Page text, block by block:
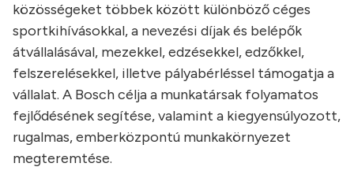
közösségeket többek között különböző céges
sportkihívásokkal, a nevezési díjak és belépők
átvállalásával, mezekkel, edzésekkel, edzőkkel,
felszerelésekkel, illetve pályabérléssel támogatja a
vállalat. A Bosch célja a munkatársak folyamatos
fejlődésének segítése, valamint a kiegyensúlyozott,
rugalmas, emberközpontú munkakörnyezet
megteremtése.